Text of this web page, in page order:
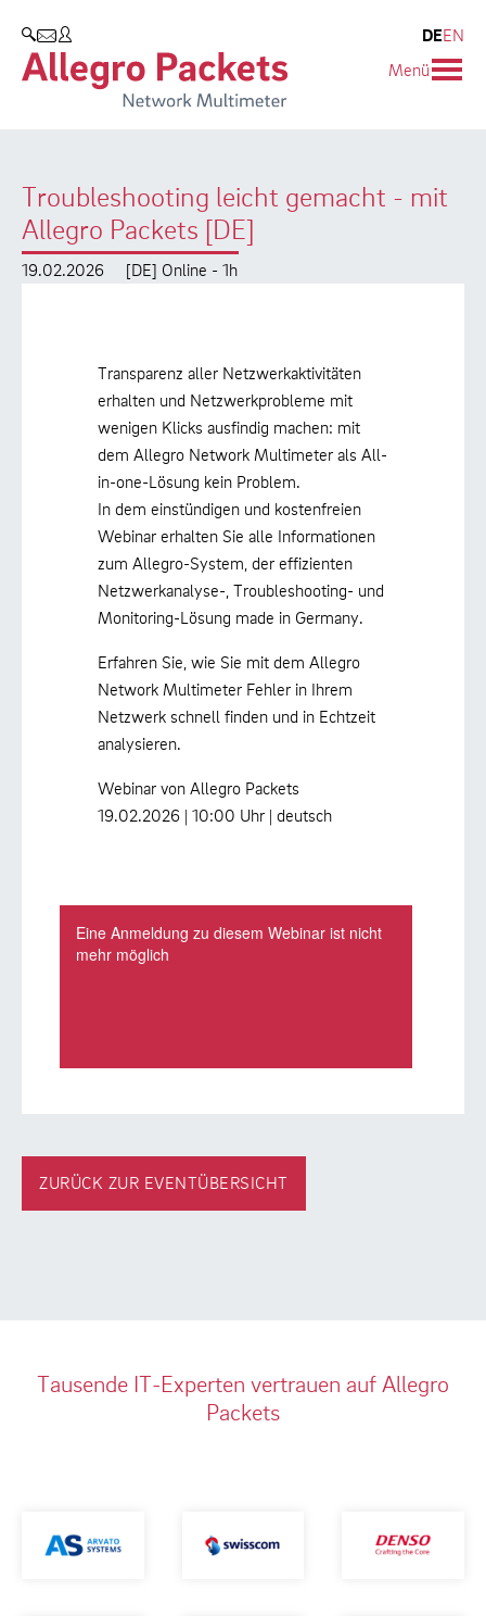
SUCHEN
DEEN
Menü
Troubleshooting leicht gemacht - mit
Allegro Packets [DE]
19.02.2026 [DE] Online - 1h
Transparenz aller Netzwerkaktivitäten
erhalten und Netzwerkprobleme mit
wenigen Klicks ausfindig machen: mit
dem Allegro Network Multimeter als All-
in-one-Lösung kein Problem.
In dem einstündigen und kostenfreien
Webinar erhalten Sie alle Informationen
zum Allegro-System, der effizienten
Netzwerkanalyse-, Troubleshooting- und
Monitoring-Lösung made in Germany.
Erfahren Sie, wie Sie mit dem Allegro
Network Multimeter Fehler in Ihrem
Netzwerk schnell finden und in Echtzeit
analysieren.
Webinar von Allegro Packets
19.02.2026 | 10:00 Uhr | deutsch
ZURÜCK ZUR EVENTÜBERSICHT
Tausende IT-Experten vertrauen auf Allegro
Packets
Allegro Network Multimeter
Produktübersicht
Use Cases
Whitepaper
Case Studies
Produkt-Handbuch
Unternehmen
Partner
Umweltschutz